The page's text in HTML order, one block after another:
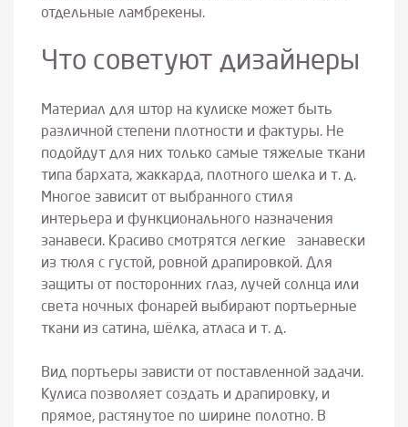
отдельные ламбрекены.
Что советуют дизайнеры
Материал для штор на кулиске может быть
различной степени плотности и фактуры. Не
подойдут для них только самые тяжелые ткани
типа бархата, жаккарда, плотного шелка и т. д.
Многое зависит от выбранного стиля
интерьера и функционального назначения
занавеси. Красиво смотрятся легкие занавески
из тюля с густой, ровной драпировкой. Для
защиты от посторонних глаз, лучей солнца или
света ночных фонарей выбирают портьерные
ткани из сатина, шёлка, атласа и т. д.
Вид портьеры зависти от поставленной задачи.
Кулиса позволяет создать и драпировку, и
прямое, растянутое по ширине полотно. В